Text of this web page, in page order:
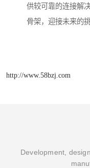
供较可靠的连接解
骨架，迎接未来的挑
http://www.58bzj.com
Development,